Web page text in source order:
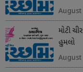
August
મોટી
હુમલો
August